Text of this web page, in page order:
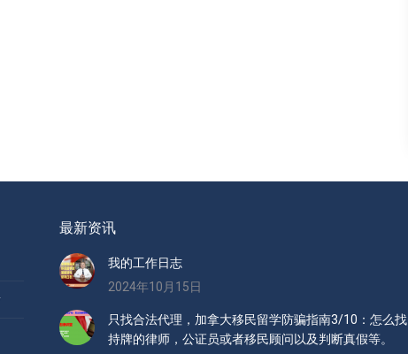
最新资讯
我的工作日志
2024年10月15日
只找合法代理，加拿大移民留学防骗指南3/10：怎么找
持牌的律师，公证员或者移民顾问以及判断真假等。